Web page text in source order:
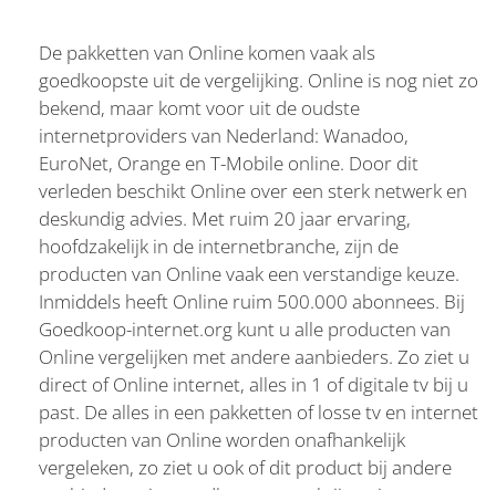
De pakketten van Online komen vaak als
goedkoopste uit de vergelijking. Online is nog niet zo
bekend, maar komt voor uit de oudste
internetproviders van Nederland: Wanadoo,
EuroNet, Orange en T-Mobile online. Door dit
verleden beschikt Online over een sterk netwerk en
deskundig advies. Met ruim 20 jaar ervaring,
hoofdzakelijk in de internetbranche, zijn de
producten van Online vaak een verstandige keuze.
Inmiddels heeft Online ruim 500.000 abonnees. Bij
Goedkoop-internet.org kunt u alle producten van
Online vergelijken met andere aanbieders. Zo ziet u
direct of Online internet, alles in 1 of digitale tv bij u
past. De alles in een pakketten of losse tv en internet
producten van Online worden onafhankelijk
vergeleken, zo ziet u ook of dit product bij andere